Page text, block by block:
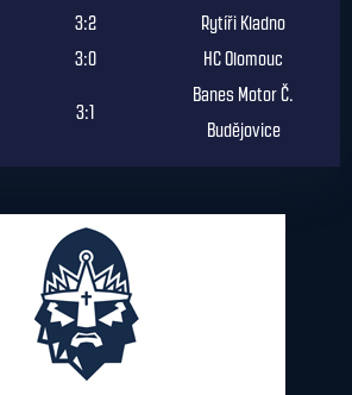
3:2
Rytíři Kladno
3:0 HC Olomouc
3:1
Banes Motor Č.
Budějovice